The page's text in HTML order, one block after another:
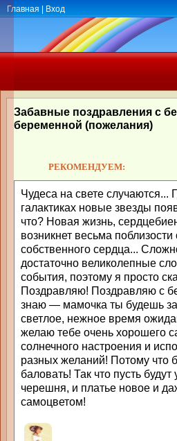
Главная Вход
Забавные поздравления с
беременной (пожелания)
РЕКОМЕНДУЕМ:
Чудеса на свете случаются...
галактиках новые звезды
что? Новая жизнь,
возникнет весьма поблизости
собственного сердца...
достаточно великолепные
события, поэтому я просто
Поздравляю! Поздравляю с
знаю — мамочка ты будешь
светлое, нежное время
желаю тебе очень хорошего
солнечного настроения и
разных желаний! Потому что
баловать! Так что пусть
черешня, и платье новое и
самоцветом!